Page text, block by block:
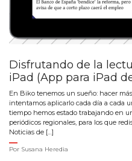
Disfrutando de la
iPad (App para iPad
En Biko tenemos un sueño: hacer
intentamos aplicarlo cada día a cada
tiempo hemos estado trabajando en
periódicos regionales, para los que
Noticias de […]
Por Susana Heredia